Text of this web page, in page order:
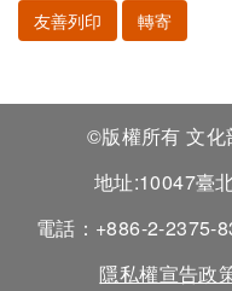
友善列印 轉寄
©版權所有 文化
地址:10047臺
電話：+886-2-2375-
隱私權宣告政